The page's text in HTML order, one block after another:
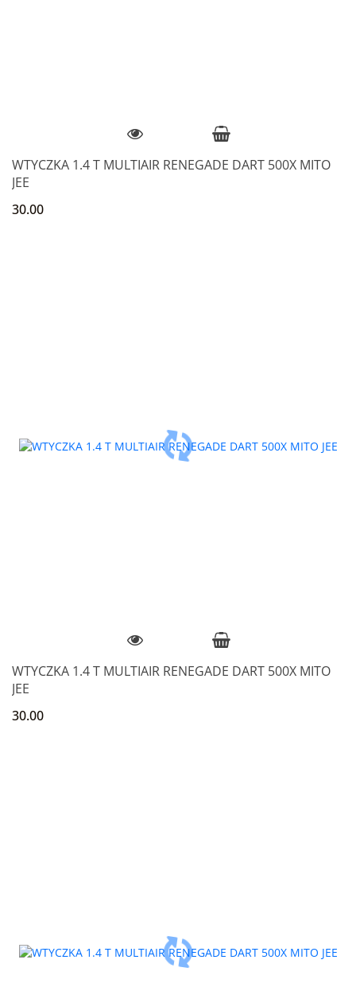
WTYCZKA 1.4 T MULTIAIR RENEGADE DART 500X MITO
JEE
30.00
WTYCZKA 1.4 T MULTIAIR RENEGADE DART 500X MITO
JEE
30.00